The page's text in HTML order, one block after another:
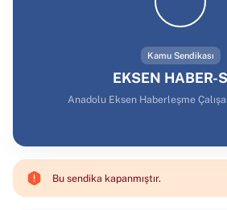
Kamu Sendikası
EKSEN HABER-
Anadolu Eksen Haberleşme
Bu sendika kapanmıştır.